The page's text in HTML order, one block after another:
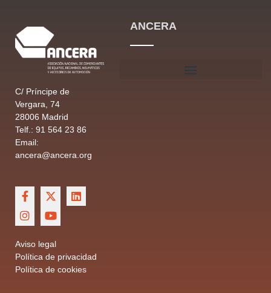
C/ Príncipe de
Vergara, 74
28006 Madrid
Telf.: 91 564 23 86
Email:
ancera@ancera .org
Aviso legal
Política de privacidad
Política de cookies
ANCERA